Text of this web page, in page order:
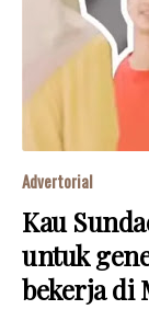
Advertorial
Kau
untuk
bekerja di